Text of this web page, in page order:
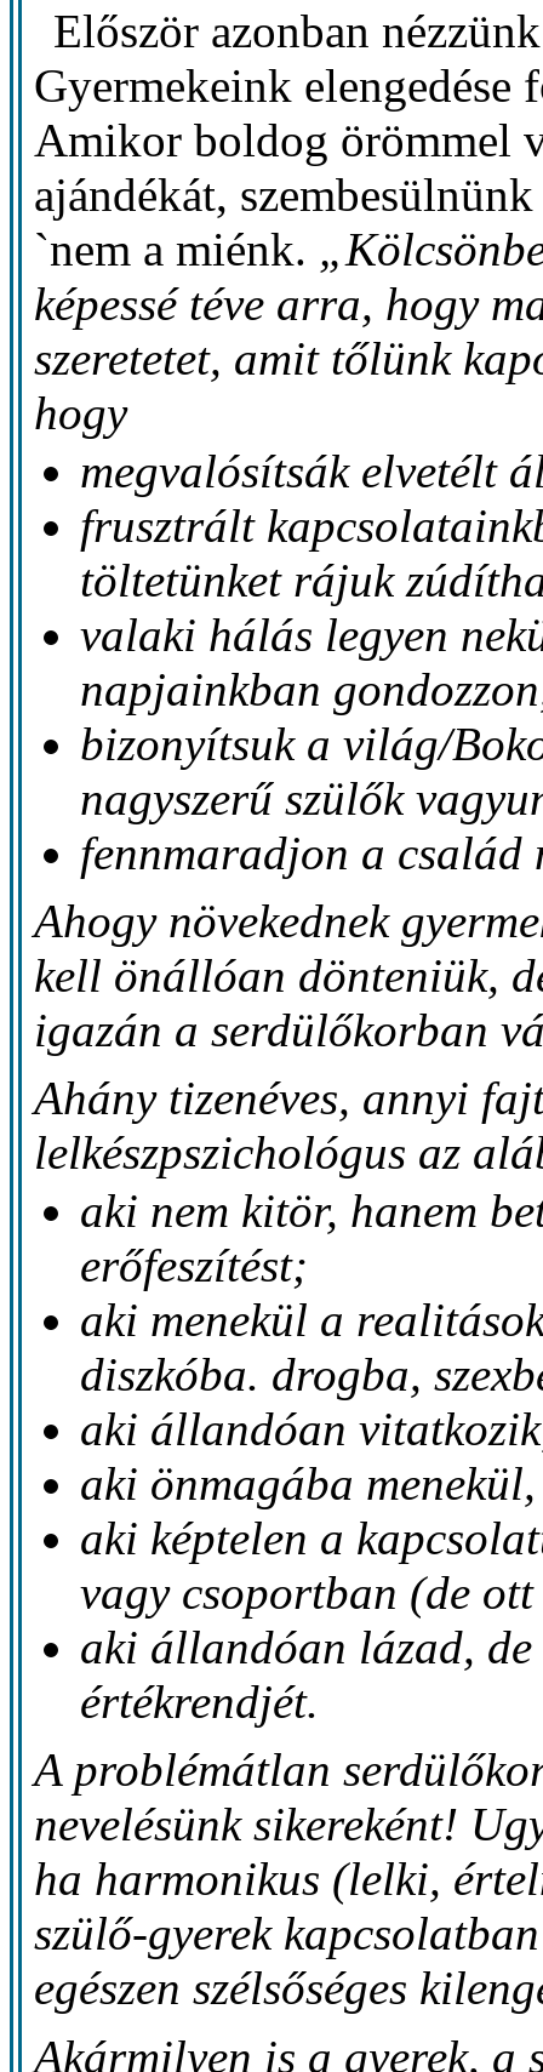
Először azonban
Gyermekeink elengedése
Amikor boldog örömmel
ajándékát,
`nem a miénk.
képessé téve arra, hogy
szeretetet, amit tőlünk
hogy
megvalósítsák elvetélt
frusztrált
töltetünket rájuk
valaki hálás legyen
napjainkban
bizonyítsuk a világ/
nagyszerű szülők
fennmaradjon a család
Ahogy növekednek
kell önállóan dönteniük,
igazán a serdülőkorban
Ahány tizenéves, annyi
lelkészpszichológus az
aki nem kitör, hanem
erőfeszítést;
aki menekül a
diszkóba. drogba,
aki állandóan
aki önmagába
aki képtelen a
vagy csoportban (de
aki állandóan lázad, de
értékrendjét.
A problémátlan
nevelésünk sikereként!
ha harmonikus (lelki,
szülő-gyerek
egészen szélsőséges
Akármilyen is a gyerek, a